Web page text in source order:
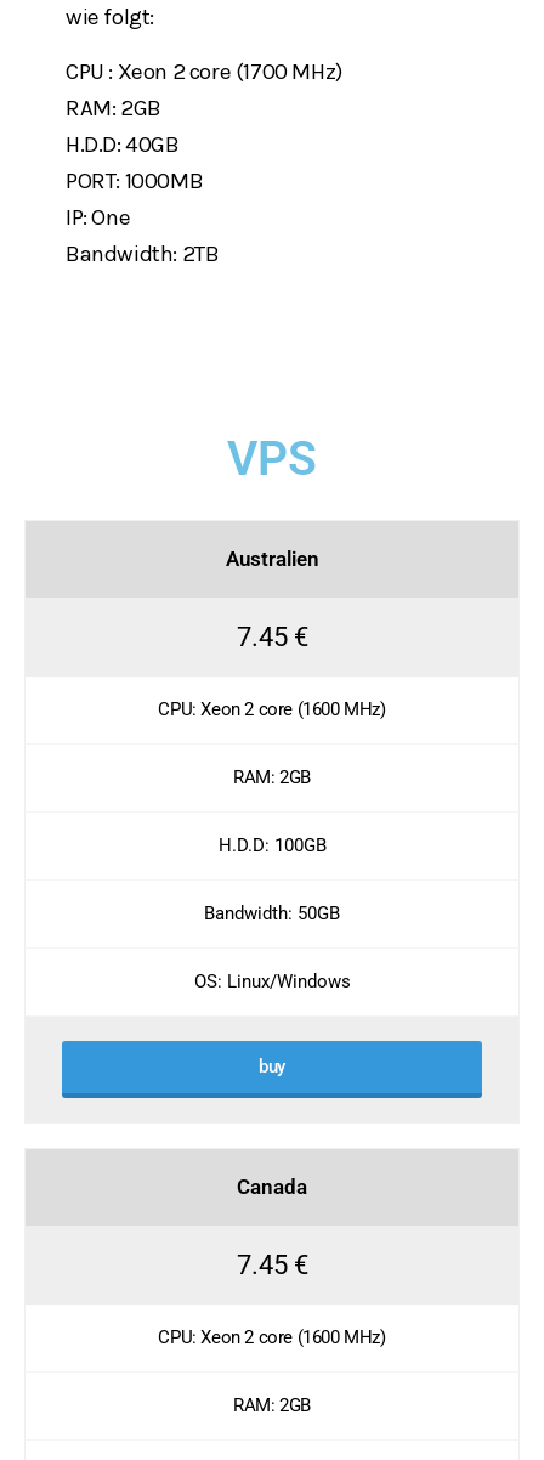
wie folgt:
CPU : Xeon 2 core (1700 MHz)
RAM: 2GB
H.D.D: 40GB
PORT: 1000MB
IP: One
Bandwidth: 2TB
VPS
Australien
7.45 €
CPU: Xeon 2 core (1600 MHz)
RAM: 2GB
H.D.D: 100GB
Bandwidth: 50GB
OS: Linux/Windows
buy
Canada
7.45 €
CPU: Xeon 2 core (1600 MHz)
RAM: 2GB